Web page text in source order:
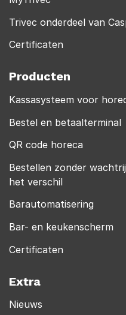
Trivec onderdeel van
Certificaten
Producten
Kassasysteem voor
Bestel en betaalterminal
QR code horeca
Bestellen zonder
het verschil
Barautomatisering
Bar- en keukenscherm
Certificaten
Extra
Nieuws